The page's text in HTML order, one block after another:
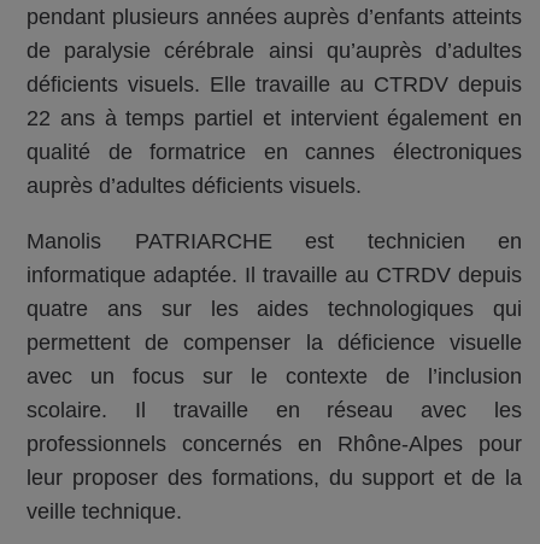
pendant plusieurs années auprès d’enfants atteints
de paralysie cérébrale ainsi qu’auprès d’adultes
déficients visuels. Elle travaille au CTRDV depuis
22 ans à temps partiel et intervient également en
qualité de formatrice en cannes électroniques
auprès d’adultes déficients visuels.
Manolis PATRIARCHE est technicien en
informatique adaptée. Il travaille au CTRDV depuis
quatre ans sur les aides technologiques qui
permettent de compenser la déficience visuelle
avec un focus sur le contexte de l’inclusion
scolaire. Il travaille en réseau avec les
professionnels concernés en Rhône-Alpes pour
leur proposer des formations, du support et de la
veille technique.